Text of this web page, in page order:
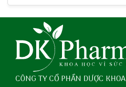
CÔNG TY CỔ PHẦN DƯỢC KHOA